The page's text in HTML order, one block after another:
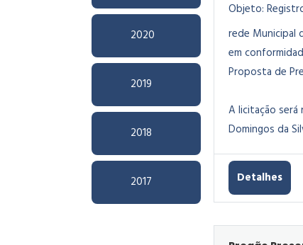
2020
2019
2018
2017
Objeto:
rede Municipal
em
Proposta de
A licitação será
Domingos da
Detalhes